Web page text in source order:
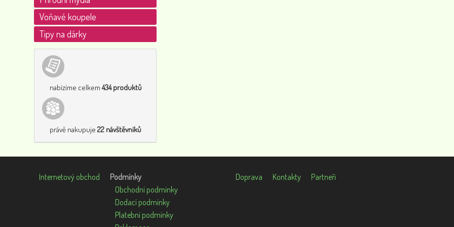
Voňavé koupele
Tipy na dárky
nabízíme celkem434 produktů
právě nakupuje22 návštěvníků
Internetový obchod
Podmínky
Obchodní podmínky
Dodací podmínky
Platební podmínky
Doprava Kontakty Partneři